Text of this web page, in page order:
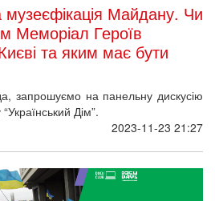
музеєфікація Майдану. Чи
Меморіал Героїв
та яким має бути
запрошуємо на панельну дискусію
Дім”.
2023-11-23 21:27